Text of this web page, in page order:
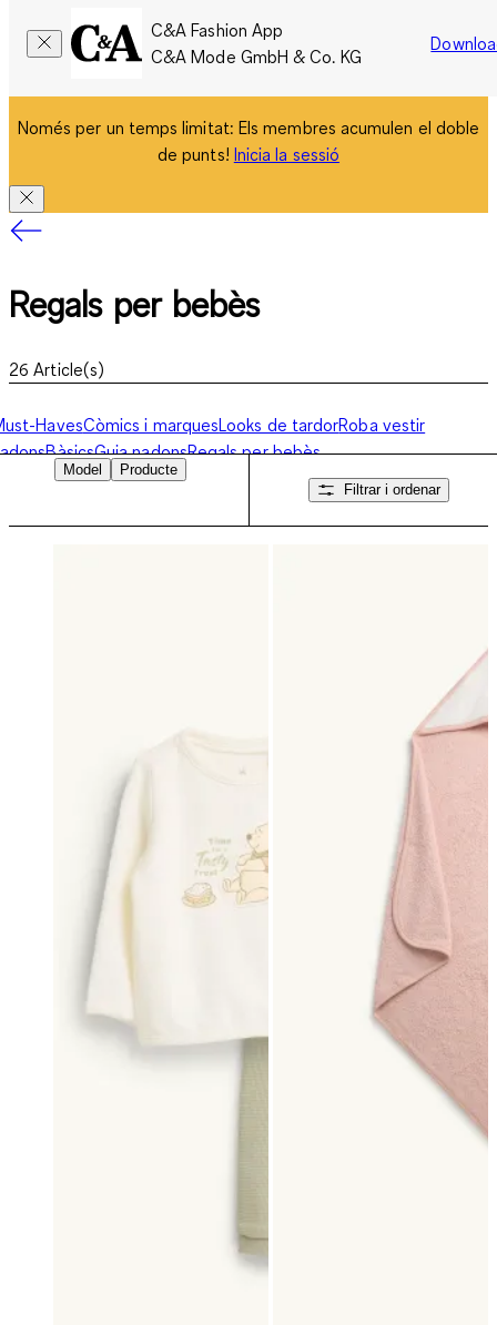
C&A Fashion App
C&A Mode GmbH & Co. KG
Només per un temps limitat: Els membres acumulen el doble
de punts! Inicia la sessió
Regals per bebès
26 Article(s)
HavesCòmics i marquesLooks de tardorRoba vestir
BàsicsGuia nadonsRegals per bebès
Model
Producte
Filtrar i ordenar